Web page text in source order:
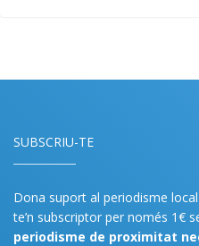
SUBSCRIU-TE
Dona suport al periodisme
te’n subscriptor per només 1€
periodisme de proximitat